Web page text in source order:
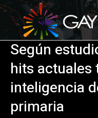
Según
hits actuales
inteligencia
primaria